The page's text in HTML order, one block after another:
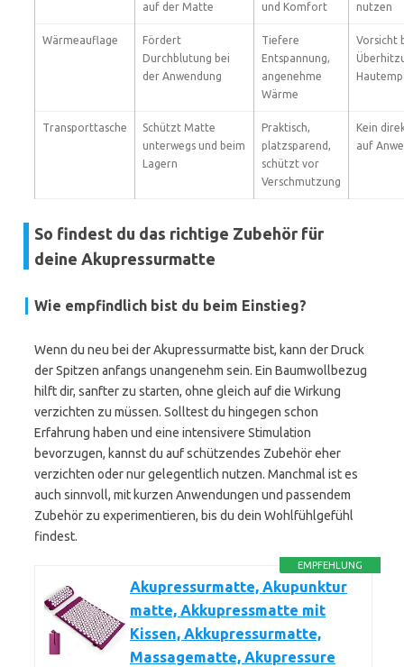
auf der Matte
und Komfort
nutzen
Wärmeauflage
Fördert
Durchblutung bei
der Anwendung
Tiefere
Entspannung,
angenehme
Wärme
Vorsicht
Transporttasche
Schützt Matte
unterwegs und beim
Lagern
Praktisch,
platzsparend,
schützt vor
Verschmutzung
Kein
auf
So findest du das richtige Zubehör für
deine Akupressurmatte
Wie empfindlich bist du beim Einstieg?
Wenn du neu bei der Akupressurmatte bist, kann der Druck
der Spitzen anfangs unangenehm sein. Ein Baumwollbezug
hilft dir, sanfter zu starten, ohne gleich auf die Wirkung
verzichten zu müssen. Solltest du hingegen schon
Erfahrung haben und eine intensivere Stimulation
bevorzugen, kannst du auf schützendes Zubehör eher
verzichten oder nur gelegentlich nutzen. Manchmal ist es
auch sinnvoll, mit kurzen Anwendungen und passendem
Zubehör zu experimentieren, bis du dein Wohlfühlgefühl
findest.
EMPFEHLUNG
Akupressurmatte, Akupunktur
matte, Akkupressmatte mit
Kissen, Akkupressurmatte,
Massagematte, Akupressure